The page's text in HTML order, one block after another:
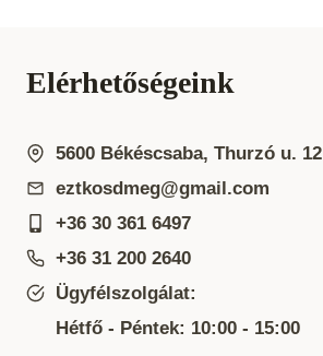
Elérhetőségeink
5600 Békéscsaba, Thurzó u. 12
eztkosdmeg@gmail.com
+36 30 361 6497
+36 31 200 2640
Ügyfélszolgálat:
Hétfő - Péntek: 10:00 - 15:00